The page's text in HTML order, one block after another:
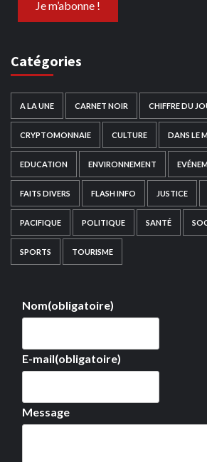
Catégories
A LA UNE CARNET NOIR CHIFFRE DU
CRYPTOMONNAIE CULTURE DANS LE
EDUCATION ENVIRONNEMENT
FAITS DIVERS FLASH INFO JUSTICE
PACIFIQUE POLITIQUE SANTÉ
SPORTS TOURISME
Nom(obligatoire)
E-mail(obligatoire)
Message